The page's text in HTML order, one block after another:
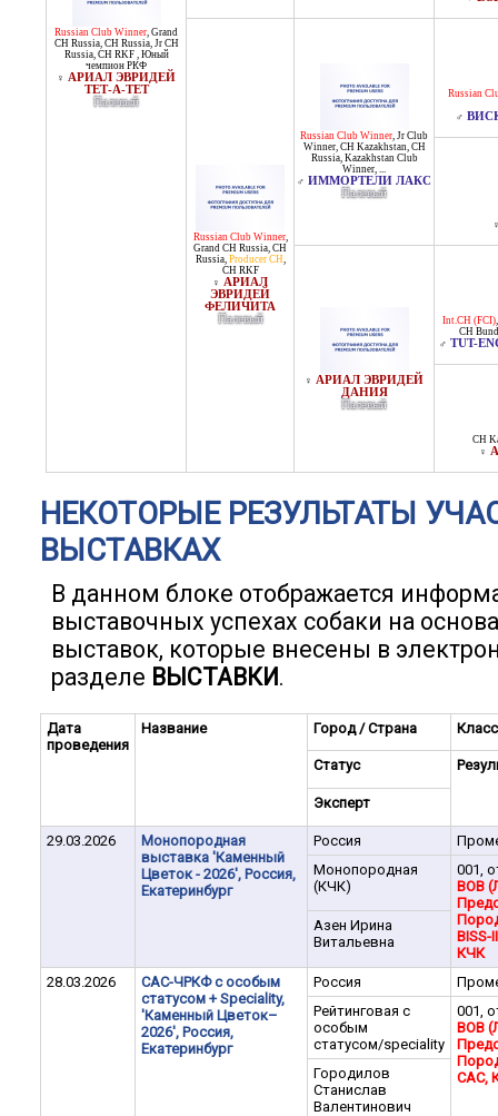
Russian Club Winner, Grand
CH Russia, CH Russia, Jr CH
Russia, CH RKF , Юный
чемпион РКФ
♀ АРИАЛ ЭВРИДЕЙ
ТЕТ-А-ТЕТ
Палевый
Russian Club Winner,
Grand CH Russia, CH
Russia, Producer CH,
CH RKF
♀ АРИАЛ
ЭВРИДЕЙ
ФЕЛИЧИТА
Палевый
Russian Club Winner, Jr Club
Winner, CH Kazakhstan, CH
Russia, Kazakhstan Club
Winner, ...
♂ ИММОРТЕЛИ ЛАКС
Палевый
Russian
♂
♀ АРИАЛ ЭВРИДЕЙ
ДАНИЯ
Палевый
Int.CH (FCI)
CH
♂ TUT-
CH
♀
НЕКОТОРЫЕ РЕЗУЛЬТАТЫ
ВЫСТАВКАХ
В данном блоке отображается
выставочных успехах собаки на
выставок, которые внесены в
разделе ВЫСТАВКИ.
Дата
проведения
Название Город / Страна Класс
Статус
Эксперт
29.03.2026
Монопородная
выставка 'Каменный
Цветок - 2026', Россия,
Екатеринбург
Россия
Монопородная
(КЧК)
001,
BOB
BISS-II
КЧК
Азен Ирина
Витальевна
28.03.2026
САС-ЧРКФ с особым
статусом + Speciality,
'Каменный Цветок–
2026', Россия,
Екатеринбург
Россия
Рейтинговая с
особым
статусом/speciality
001,
BOB
CАC,
Городилов
Станислав
Валентинович